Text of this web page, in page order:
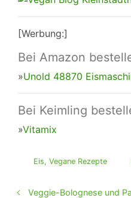
[Werbung:]
Bei Amazon
»Unold 48870
Bei Keimling
»Vitamix
Eis, Vegane Rezepte
Veggie-Bolognese und